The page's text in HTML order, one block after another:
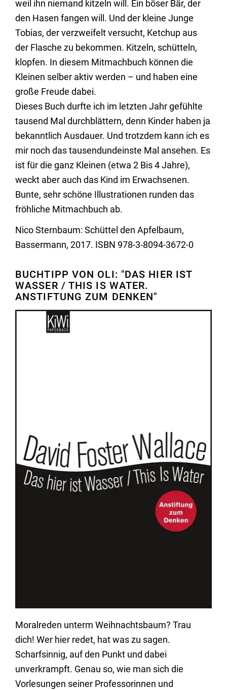
weil ihn niemand kitzeln will. Ein böser Bär, der
den Hasen fangen will. Und der kleine Junge
Tobias, der verzweifelt versucht, Ketchup aus
der Flasche zu bekommen. Kitzeln, schütteln,
klopfen. In diesem Mitmachbuch können die
Kleinen selber aktiv werden – und haben eine
große Freude dabei.
Dieses Buch durfte ich im letzten Jahr gefühlte
tausend Mal durchblättern, denn Kinder haben ja
bekanntlich Ausdauer. Und trotzdem kann ich es
mir noch das tausendundeinste Mal ansehen. Es
ist für die ganz Kleinen (etwa 2 Bis 4 Jahre),
weckt aber auch das Kind im Erwachsenen.
Bunte, sehr schöne Illustrationen runden das
fröhliche Mitmachbuch ab.
Nico Sternbaum: Schüttel den Apfelbaum,
Bassermann, 2017. ISBN 978-3-8094-3672-0
BUCHTIPP VON OLI: "DAS HIER IST
WASSER / THIS IS WATER.
ANSTIFTUNG ZUM DENKEN"
Moralreden unterm Weihnachtsbaum? Trau
dich! Wer hier redet, hat was zu sagen.
Scharfsinnig, auf den Punkt und dabei
unverkrampft. Genau so, wie man sich die
Vorlesungen seiner Professorinnen und